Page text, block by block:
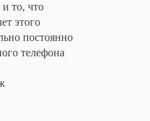
то, что
этого
постоянно
телефона